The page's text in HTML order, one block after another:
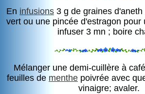
En infusions 3 g de graines
vert ou une pincée d'estragon pour
infuser 3 mn ; boire
Mélanger une demi-cuillère à
feuilles de menthe poivrée avec
vinaigre; avaler.